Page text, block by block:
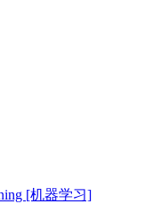
[机器学习]